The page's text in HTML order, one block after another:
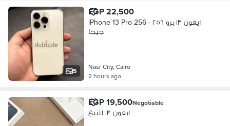
5
EGP 22,500
iPhone 13 Pro 256 - ايفون ١٣ برو ٢٥٦
جيجا
Nasr City, Cairo
2 hours ago
EGP 19,500Negotiable
ايفون ١٣ للبيع